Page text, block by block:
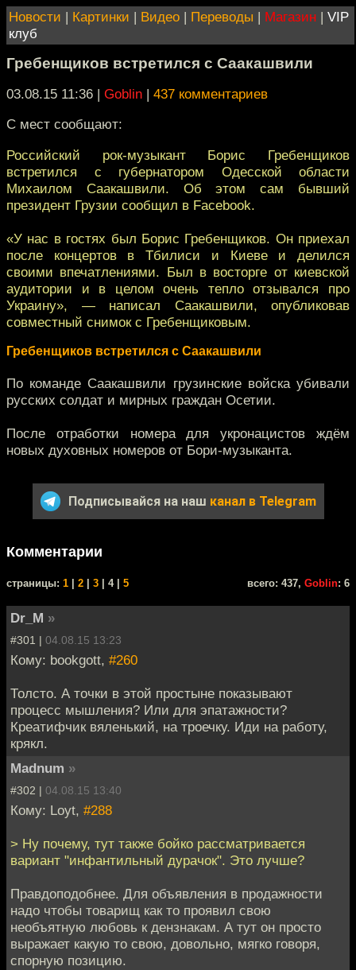
Новости | Картинки | Видео | Переводы | Магазин | VIP
клуб
Гребенщиков встретился с Саакашвили
03.08.15 11:36 | Goblin | 437 комментариев
С мест сообщают:
Российский рок-музыкант Борис Гребенщиков
встретился с губернатором Одесской области
Михаилом Саакашвили. Об этом сам бывший
президент Грузии сообщил в Facebook.
«У нас в гостях был Борис Гребенщиков. Он приехал
после концертов в Тбилиси и Киеве и делился
своими впечатлениями. Был в восторге от киевской
аудитории и в целом очень тепло отзывался про
Украину», — написал Саакашвили, опубликовав
совместный снимок с Гребенщиковым.
Гребенщиков встретился с Саакашвили
По команде Саакашвили грузинские войска убивали
русских солдат и мирных граждан Осетии.
После отработки номера для укронацистов ждём
новых духовных номеров от Бори-музыканта.
Подписывайся на наш канал в Telegram
Комментарии
cтраницы: 1 2 3 | 4 | 5 всего: 437, Goblin: 6
Dr_M »
#301 | 04.08.15 13:23
Кому: bookgott, #260
Толсто. А точки в этой простыне показывают
процесс мышления? Или для эпатажности?
Креатифчик вяленький, на троечку. Иди на работу,
крякл.
Madnum »
#302 | 04.08.15 13:40
Кому: Loyt, #288
> Ну почему, тут также бойко рассматривается
вариант "инфантильный дурачок". Это лучше?
Правдоподобнее. Для объявления в продажности
надо чтобы товарищ как то проявил свою
необъятную любовь к дензнакам. А тут он просто
выражает какую то свою, довольно, мягко говоря,
спорную позицию.